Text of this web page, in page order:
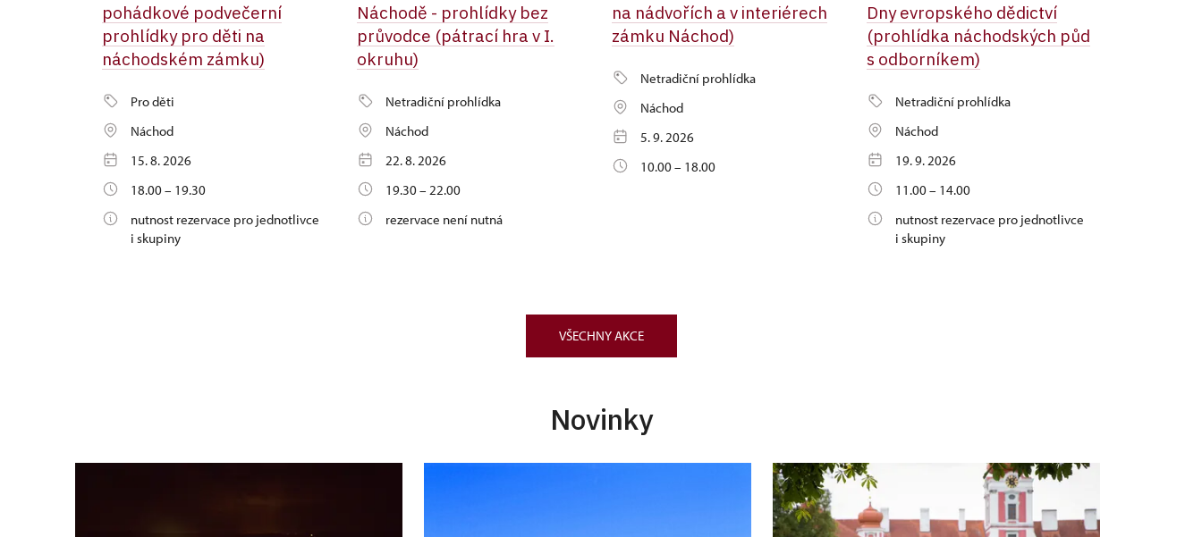
pohádkové podvečerní
prohlídky pro děti na
náchodském zámku)
Pro děti
Náchod
15. 8. 2026
18.00 – 19.30
nutnost rezervace pro jednotlivce
i skupiny
Náchodě - prohlídky bez
průvodce (pátrací hra v I.
okruhu)
Netradiční prohlídka
Náchod
22. 8. 2026
19.30 – 22.00
rezervace není nutná
na nádvořích a v interiérech
zámku Náchod)
Netradiční prohlídka
Náchod
5. 9. 2026
10.00 – 18.00
Dny evropského dědictví
(prohlídka náchodských půd
s odborníkem)
Netradiční prohlídka
Náchod
19. 9. 2026
11.00 – 14.00
nutnost rezervace pro jednotlivce
i skupiny
VŠECHNY AKCE
Novinky